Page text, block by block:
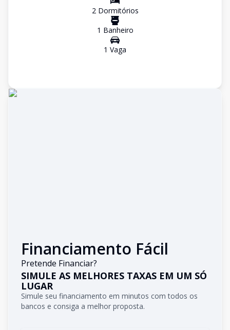
2Dormitórios
1 Banheiro
1 Vaga
Financiamento Fácil
Pretende Financiar?
SIMULE AS MELHORES TAXAS EM UM SÓ
LUGAR
Simule seu financiamento em minutos com todos os
bancos e consiga a melhor proposta.